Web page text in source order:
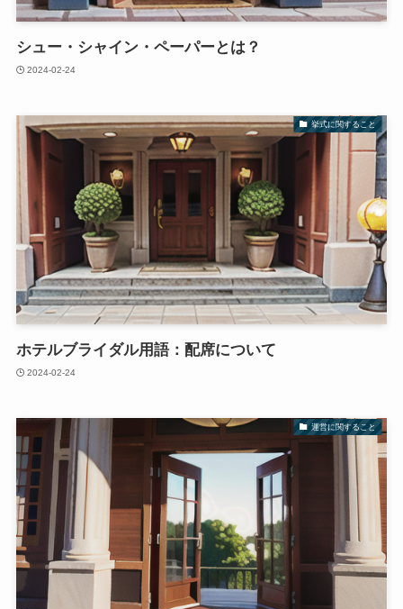
シュー・シャイン・ペーパーとは？
2024-02-24
挙式に関すること
ホテルブライダル用語：配席について
2024-02-24
運営に関すること